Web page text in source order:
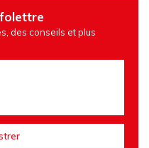
des conseils et plus